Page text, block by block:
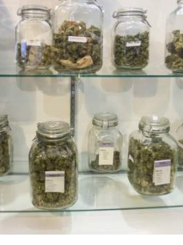
społecznych, stosowanie
trzy stany i Dystrykt Kolumbii
marihuany u swoich
medycznych. NAM jest
konstytucji, aby umieścić go n